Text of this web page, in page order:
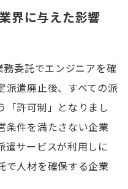
界に与えた影響
委託でエンジニアを確
派遣廃止後、すべての派
「許可制」となりまし
条件を満たさない企業
遣サービスが利用しに
で人材を確保する企業